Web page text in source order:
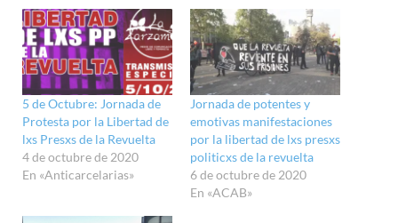
5 de Octubre: Jornada de
Protesta por la Libertad de
lxs Presxs de la Revuelta
4 de octubre de 2020
En «Anticarcelarias»
Jornada de potentes y
emotivas manifestaciones
por la libertad de lxs presxs
politicxs de la revuelta
6 de octubre de 2020
En «ACAB»